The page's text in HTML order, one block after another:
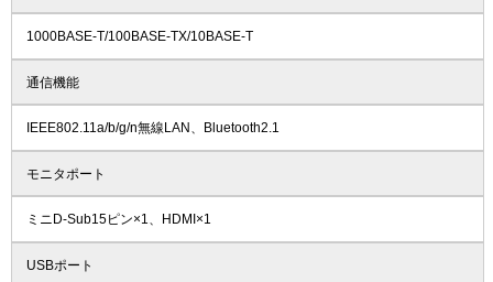
1000BASE-T/100BASE-TX/10BASE-T
通信機能
IEEE802.11a/b/g/n無線LAN、Bluetooth2.1
モニタポート
ミニD-Sub15ピン×1、HDMI×1
USBポート